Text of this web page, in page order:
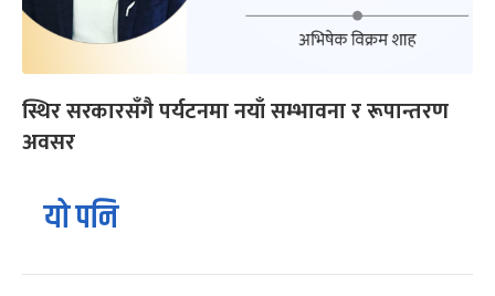
स्थिर सरकारसँगै पर्यटनमा नयाँ सम्भावना र रूपान्तरण
अवसर
यो पनि